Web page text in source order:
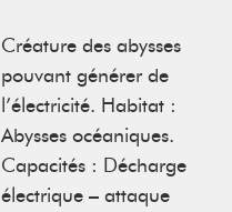
Créature des abysses
pouvant générer de
l’électricité. Habitat :
Abysses océaniques.
Capacités : Décharge
électrique – attaque